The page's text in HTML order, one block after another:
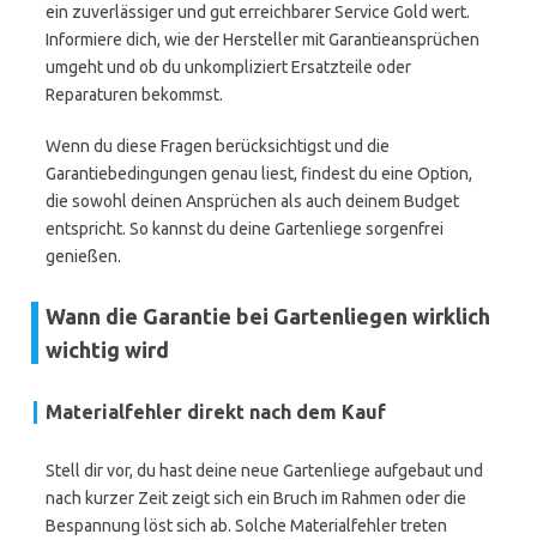
ein zuverlässiger und gut erreichbarer Service Gold wert.
Informiere dich, wie der Hersteller mit Garantieansprüchen
umgeht und ob du unkompliziert Ersatzteile oder
Reparaturen bekommst.
Wenn du diese Fragen berücksichtigst und die
Garantiebedingungen genau liest, findest du eine Option,
die sowohl deinen Ansprüchen als auch deinem Budget
entspricht. So kannst du deine Gartenliege sorgenfrei
genießen.
Wann die Garantie bei Gartenliegen wirklich
wichtig wird
Materialfehler direkt nach dem Kauf
Stell dir vor, du hast deine neue Gartenliege aufgebaut und
nach kurzer Zeit zeigt sich ein Bruch im Rahmen oder die
Bespannung löst sich ab. Solche Materialfehler treten